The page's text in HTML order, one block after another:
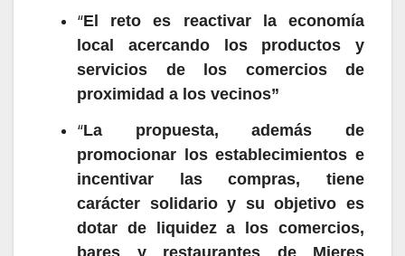
“El reto es reactivar la economía
local acercando los productos y
servicios de los comercios de
proximidad a los vecinos”
“La propuesta, además de
promocionar los establecimientos e
incentivar las compras, tiene
carácter solidario y su objetivo es
dotar de liquidez a los comercios,
bares y restaurantes de Mieres